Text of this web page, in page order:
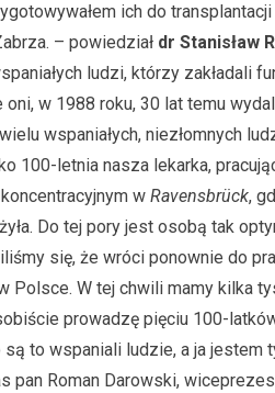
ich do
– powiedział dr Stanisław
ludzi, którzy zakładali
oni, w 1988 roku, 30 lat temu
wspaniałych, niezłomnych
100-letnia nasza lekarka,
wRavensbrück,
Do tej pory jest osobą tak
się, że wróci ponownie do
Polsce. W tej chwili mamy kilka
prowadzę pięciu 100-
są to wspaniali ludzie, a ja jestem
pan Roman Darowski,